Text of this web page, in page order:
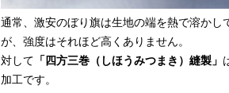
通常、激安のぼり旗は生地の端を熱で溶か
が、強度はそれほど高くありません。
対して 「四方三巻（しほうみつまき）縫製」
加工です。